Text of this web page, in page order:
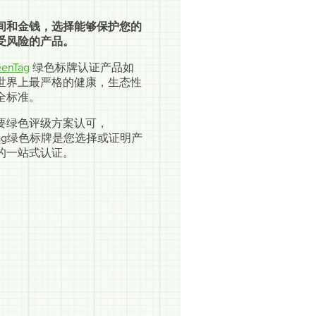
和金钱，选择能够保护您的
风险的产品。
绿色标牌认证产品如
界上最严格的健康，生态性
准。
绿色评级方案认可，
绿色标牌是您选择或证明产
一站式认证。